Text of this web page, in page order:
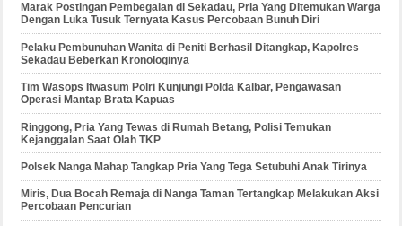
Marak Postingan Pembegalan di Sekadau, Pria Yang Ditemukan Warga
Dengan Luka Tusuk Ternyata Kasus Percobaan Bunuh Diri
Pelaku Pembunuhan Wanita di Peniti Berhasil Ditangkap, Kapolres
Sekadau Beberkan Kronologinya
Tim Wasops Itwasum Polri Kunjungi Polda Kalbar, Pengawasan
Operasi Mantap Brata Kapuas
Ringgong, Pria Yang Tewas di Rumah Betang, Polisi Temukan
Kejanggalan Saat Olah TKP
Polsek Nanga Mahap Tangkap Pria Yang Tega Setubuhi Anak Tirinya
Miris, Dua Bocah Remaja di Nanga Taman Tertangkap Melakukan Aksi
Percobaan Pencurian